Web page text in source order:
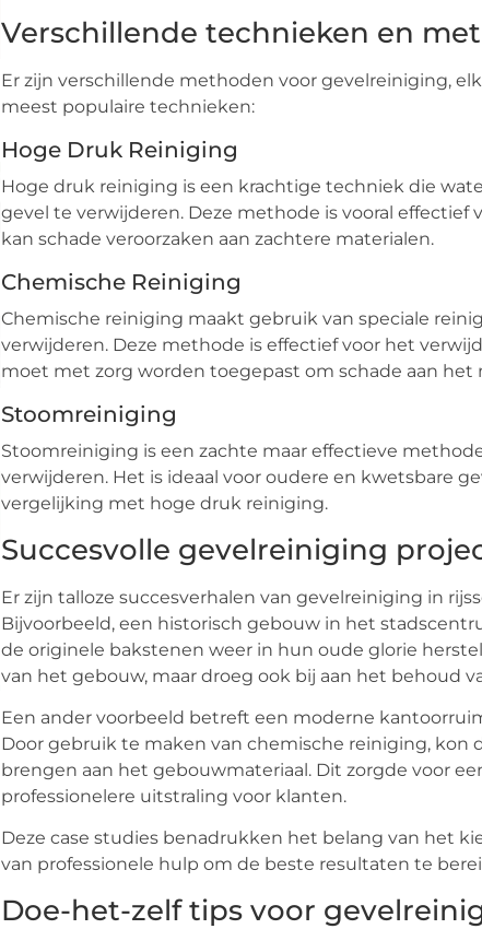
Verschillende technieken en
Er zijn verschillende methoden voor gevelreiniging,
meest populaire technieken:
Hoge Druk Reiniging
Hoge druk reiniging is een krachtige techniek die
gevel te verwijderen. Deze methode is vooral
kan schade veroorzaken aan zachtere materialen.
Chemische Reiniging
Chemische reiniging maakt gebruik van speciale
verwijderen. Deze methode is effectief voor het
moet met zorg worden toegepast om schade aan
Stoomreiniging
Stoomreiniging is een zachte maar effectieve
verwijderen. Het is ideaal voor oudere en kwetsbare
vergelijking met hoge druk reiniging.
Succesvolle gevelreiniging
Er zijn talloze succesverhalen van gevelreiniging in
Bijvoorbeeld, een historisch gebouw in het
de originele bakstenen weer in hun oude glorie
van het gebouw, maar droeg ook bij aan het behoud
Een ander voorbeeld betreft een moderne
Door gebruik te maken van chemische reiniging,
brengen aan het gebouwmateriaal. Dit zorgde voor
professionelere uitstraling voor klanten.
Deze case studies benadrukken het belang van het
van professionele hulp om de beste resultaten te
Doe-het-zelf tips voor